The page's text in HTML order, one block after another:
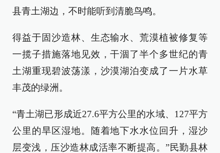
县青土湖边，不时能听到清脆鸟鸣。
得益于固沙造林、生态输水、荒漠植被修复等
一揽子措施落地见效，干涸了半个多世纪的青
土湖重现碧波荡漾，沙漠湖泊变成了一片水草
丰茂的绿洲。
“青土湖已形成近27.6平方公里的水域、127平方
公里的旱区湿地。随着地下水水位回升，湿沙
层变浅，压沙造林成活率不断提高。”民勤县林